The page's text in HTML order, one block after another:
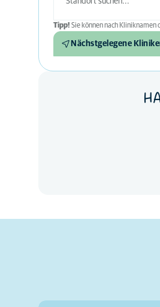
Tipp! Sie können nach Kliniknamen
Nächstgelegene